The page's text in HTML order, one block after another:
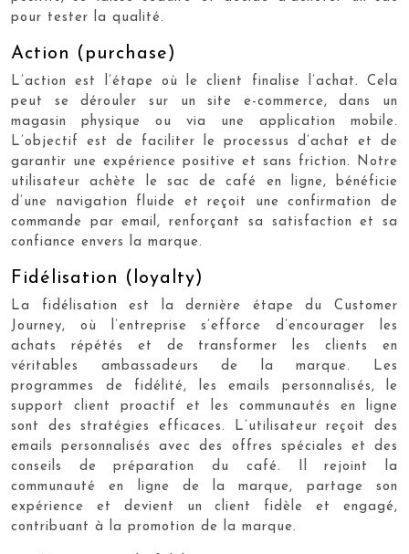
pour tester la qualité.
Action (purchase)
L’action est l’étape où le client finalise l’achat. Cela
peut se dérouler sur un site e-commerce, dans un
magasin physique ou via une application mobile.
L’objectif est de faciliter le processus d’achat et de
garantir une expérience positive et sans friction. Notre
utilisateur achète le sac de café en ligne, bénéficie
d’une navigation fluide et reçoit une confirmation de
commande par email, renforçant sa satisfaction et sa
confiance envers la marque.
Fidélisation (loyalty)
La fidélisation est la dernière étape du Customer
Journey, où l’entreprise s’efforce d’encourager les
achats répétés et de transformer les clients en
véritables ambassadeurs de la marque. Les
programmes de fidélité, les emails personnalisés, le
support client proactif et les communautés en ligne
sont des stratégies efficaces. L’utilisateur reçoit des
emails personnalisés avec des offres spéciales et des
conseils de préparation du café. Il rejoint la
communauté en ligne de la marque, partage son
expérience et devient un client fidèle et engagé,
contribuant à la promotion de la marque.